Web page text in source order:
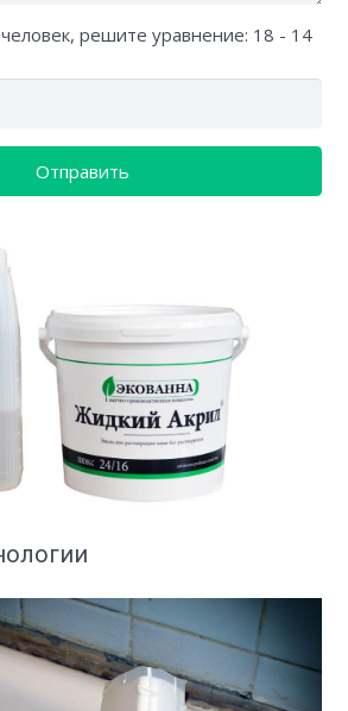
решите уравнение: 18 - 14
Отправить